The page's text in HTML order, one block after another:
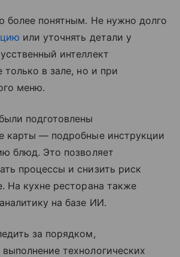
более понятным. Не нужно долго
или уточнять детали у
интеллект
только в зале, но и при
меню.
подготовлены
карты — подробные инструкции
блюд. Это позволяет
процессы и снизить риск
На кухне ресторана также
на базе ИИ.
за порядком,
технологических